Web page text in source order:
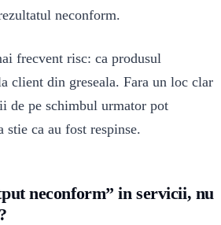
neconform.
frecvent risc: ca produsul
client din greseala. Fara un loc clar
de pe schimbul urmator pot
stie ca au fost respinse.
neconform” in servicii, nu